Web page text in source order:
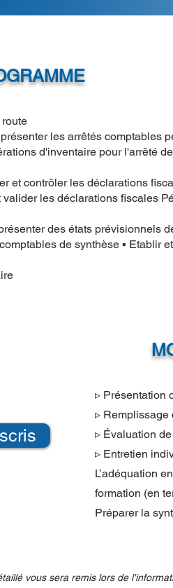
les arrêtés comptables
d'inventaire pour l'arrêté
et contrôler les déclarations
valider les déclarations fiscales
des états prévisionnels
de synthèse ▪ Etablir
▹ Présentation
▹ Remplissage
▹ Évaluation
▹ Entretien
L’adéquation
formation (en
Préparer la
vous sera remis lors de